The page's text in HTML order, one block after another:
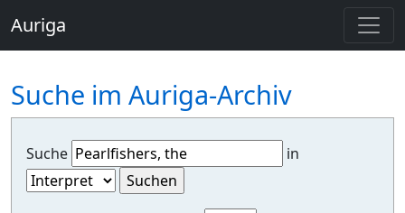
Auriga
Suche im Auriga-Archiv
Suche in